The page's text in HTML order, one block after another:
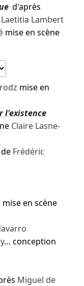
d'après
Laetitia Lambert
mise en scène
mise en
l'existence
Claire Lasne-
Frédéric
mise en scène
… conception
Miguel de